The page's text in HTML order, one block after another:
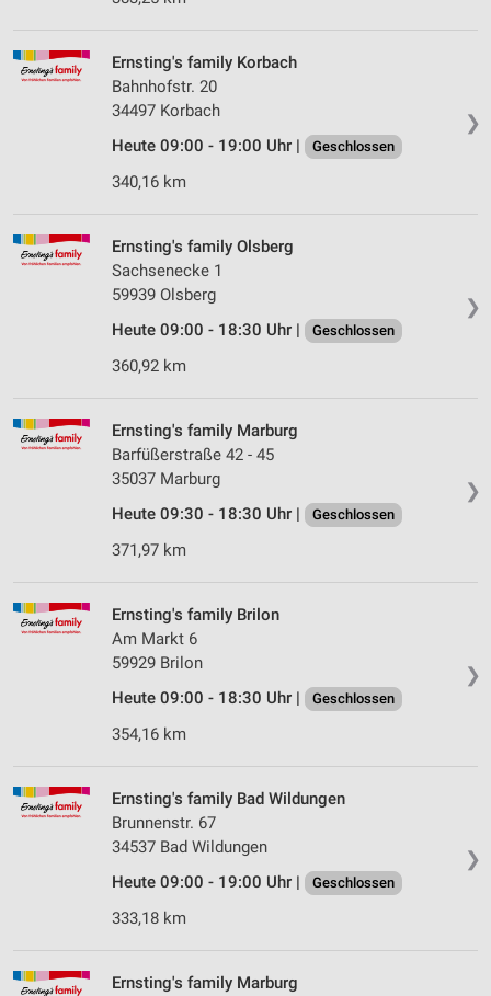
❯
Ernsting's family Korbach
Bahnhofstr. 20
34497 Korbach
Heute 09:00 - 19:00 Uhr |
Geschlossen
340,16 km
❯
Ernsting's family Olsberg
Sachsenecke 1
59939 Olsberg
Heute 09:00 - 18:30 Uhr |
Geschlossen
360,92 km
❯
Ernsting's family Marburg
Barfüßerstraße 42 - 45
35037 Marburg
Heute 09:30 - 18:30 Uhr |
Geschlossen
371,97 km
❯
Ernsting's family Brilon
Am Markt 6
59929 Brilon
Heute 09:00 - 18:30 Uhr |
Geschlossen
354,16 km
❯
Ernsting's family Bad Wildungen
Brunnenstr. 67
34537 Bad Wildungen
Heute 09:00 - 19:00 Uhr |
Geschlossen
333,18 km
Ernsting's family Marburg